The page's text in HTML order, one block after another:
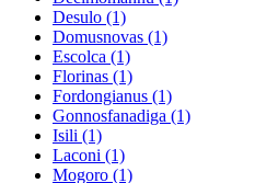
Desulo (1)
Domusnovas (1)
Escolca (1)
Florinas (1)
Fordongianus (1)
Gonnosfanadiga (1)
Isili (1)
Laconi (1)
Mogoro (1)